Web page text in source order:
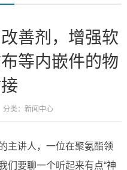
善剂，增强软
等内嵌件的物
类： 新闻中心
主讲人，一位在聚氨酯领
们要聊一个听起来有点“神